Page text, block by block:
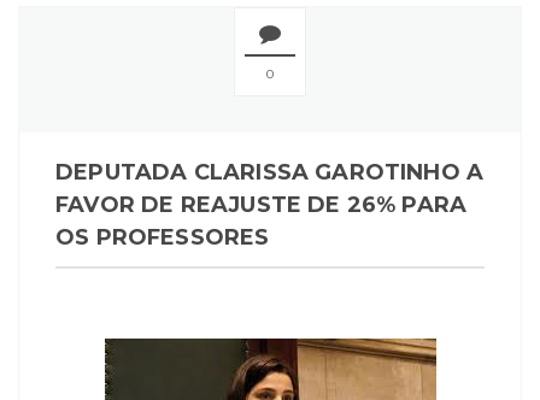
0
DEPUTADA CLARISSA GAROTINHO A
FAVOR DE REAJUSTE DE 26% PARA
OS PROFESSORES